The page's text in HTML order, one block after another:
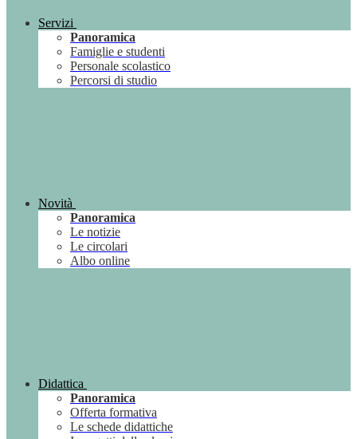
Servizi
Panoramica
Famiglie e studenti
Personale scolastico
Percorsi di studio
Novità
Panoramica
Le notizie
Le circolari
Albo online
Didattica
Panoramica
Offerta formativa
Le schede didattiche